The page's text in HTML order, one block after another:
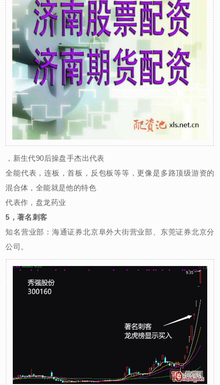
，新生代90后操盘手杰出代表
全能代表，连板，首板，反包板等等，更像是多路顶级游资的
混合体，全能就是他的特色
代表作，盘龙药业
5，著名刺客
知名营业部：海通证券北京阜外大街营业部、东莞证券北京分
公司。